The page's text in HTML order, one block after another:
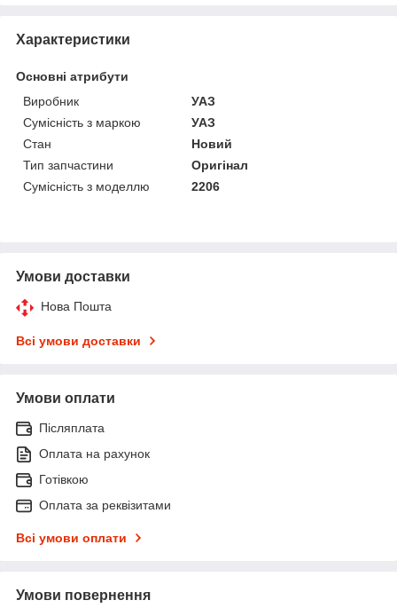
Характеристики
Основні атрибути
Виробник
УАЗ
Сумісність з маркою
УАЗ
Стан
Новий
Тип запчастини
Оригінал
Сумісність з моделлю
2206
Умови доставки
Нова Пошта
Всі умови доставки
Умови оплати
Післяплата
Оплата на рахунок
Готівкою
Оплата за реквізитами
Всі умови оплати
Умови повернення